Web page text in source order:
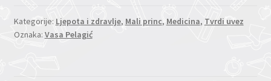
Kategorije: Ljepota i zdravlje, Mali princ, Medicina, Tvrdi uvez
Oznaka: Vasa Pelagić